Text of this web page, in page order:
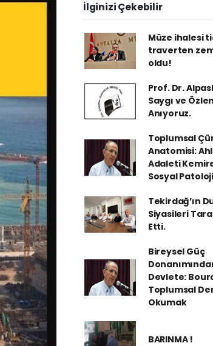
İlginizi Çekebilir
Müze ihalesi
traverten
oldu!
Prof. Dr.
Saygı ve
Anıyoruz.
Toplumsal
Anatomisi:
Adaleti
Sosyal
Tekirdağ’ın
Siyasileri
Etti.
Bireysel Güç
Devlete:
Toplumsal
Okumak
BARINMA !